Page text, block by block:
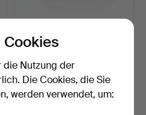
ZWEI STÜCK Metall, verc…
Beendet 16. Feb 2025
9 Gebote
297 USD
die Nutzung der
Die Cookies, die Sie
werden verwendet, um: